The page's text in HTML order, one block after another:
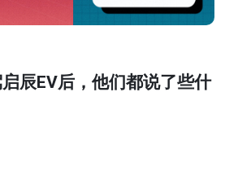
辰EV后，他们都说了些什